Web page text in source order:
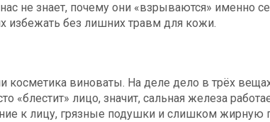
не знает, почему они «взрываются» именно
избежать без лишних травм для кожи.
косметика виноваты. На деле дело в трёх
«блестит» лицо, значит, сальная железа
к лицу, грязные подушки и слишком жирную